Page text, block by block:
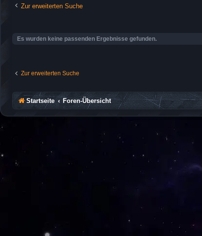
Zur erweiterten Suche
Es wurden keine passenden Ergebnisse gefunden.
Zur erweiterten Suche
Startseite Foren-Übersicht